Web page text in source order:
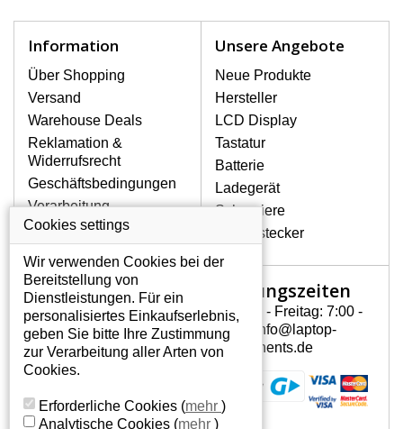
schnell, deshalb ist es wichtig, mit dem
Zu den häufigsten Beschädigungen
gehören mechanische Schäden, z. B.
ein geborstenes Display oder Risse.
Ferner senkrechte Streifen, das Display
leuchtet nicht, blinkt unregelmäßig oder
ist ungleichmäßig hell.
LCD DISPLAYS HP PAVILION
DV6-1203EE VON HÖCHSTER
Originaldisplays, die die hohe
Qualitätsklasse A+ erfüllen, also
ohne mangelhafte Pixel, und
zwar über die gesamte
Garantiezeit.
WIE KÖNNEN SIE FESTSTELLEN,
WELCHES DISPLAY SIE FÜR IHREN
NOTEBOOK BRAUCHEN HP PAVILION
Information
Über Shopping
Versand
Warehouse Deals
Reklamation &
Widerrufsrecht
Geschäftsbedingungen
Verarbeitung
personenbezogener
Daten
Über uns - Impressum
Unsere Angebote
Neue Produkte
Hersteller
LCD Display
Tastatur
Batterie
Ladegerät
Scharniere
Gerätestecker
Mein Konto
Mein Konto
Persönliche Daten
Addressen
Öffnungszeiten
Montag - Freitag: 7:00 -
15:30 info@laptop-
components.de
Cookies settings
Wir verwenden Cookies bei der
Bereitstellung von
Dienstleistungen. Für ein
personalisiertes Einkaufserlebnis,
geben Sie bitte Ihre Zustimmung
zur Verarbeitung aller Arten von
Cookies.
Erforderliche Cookies (mehr )
Analytische Cookies (mehr )